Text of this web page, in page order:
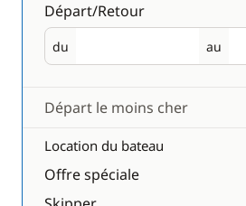
Départ/Retour
du
Départ au
Retour
Départ le moins cher
Location du bateau
Offre spéciale